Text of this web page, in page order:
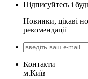
Підписуйтесь і
Новинки, цікаві
рекомендації
Контакти
м.Київ